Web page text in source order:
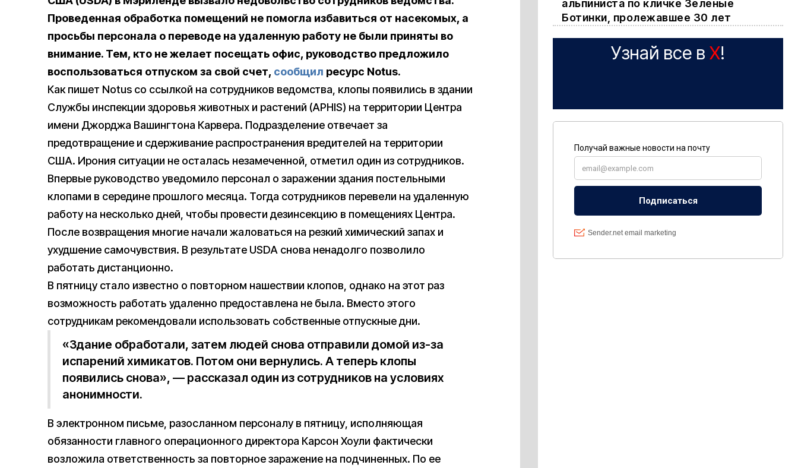
Проведенная обработка помещений не помогла избавиться от насекомых, а
просьбы персонала о переводе на удаленную работу не были приняты во
внимание. Тем, кто не желает посещать офис, руководство предложило
воспользоваться отпуском за свой счет, сообщил ресурс Notus.
Как пишет Notus со ссылкой на сотрудников ведомства, клопы появились в здании
Службы инспекции здоровья животных и растений (APHIS) на территории Центра
имени Джорджа Вашингтона Карвера. Подразделение отвечает за
предотвращение и сдерживание распространения вредителей на территории
США. Ирония ситуации не осталась незамеченной, отметил один из сотрудников.
Впервые руководство уведомило персонал о заражении здания постельными
клопами в середине прошлого месяца. Тогда сотрудников перевели на удаленную
работу на несколько дней, чтобы провести дезинсекцию в помещениях Центра.
После возвращения многие начали жаловаться на резкий химический запах и
ухудшение самочувствия. В результате USDA снова ненадолго позволило
работать дистанционно.
В пятницу стало известно о повторном нашествии клопов, однако на этот раз
возможность работать удаленно предоставлена не была. Вместо этого
сотрудникам рекомендовали использовать собственные отпускные дни.
«Здание обработали, затем людей снова отправили домой из-за
испарений химикатов. Потом они вернулись. А теперь клопы
появились снова», — рассказал один из сотрудников на условиях
анонимности.
В электронном письме, разосланном персоналу в пятницу, исполняющая
обязанности главного операционного директора Карсон Хоули фактически
возложила ответственность за повторное заражение на подчиненных. По ее
альпиниста по кличке Зеленые
Ботинки, пролежавшее 30 лет
Узнай все в X!